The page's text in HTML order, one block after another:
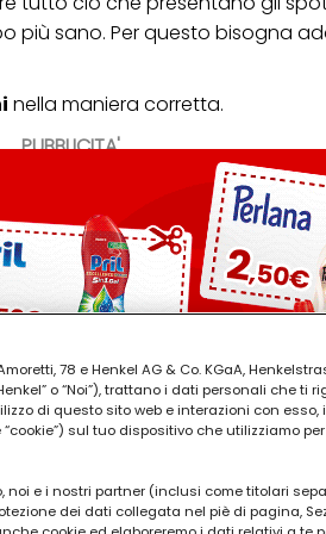
PUBBLICITA'
più sano. Per questo bisogna
nella maniera corretta.
78 e Henkel AG & Co. KGaA,
o “Noi”), trattano i dati personali che
di questo sito web e interazioni con
sul tuo dispositivo che utilizziamo
noi e i nostri partner (inclusi come titolari
dei dati collegata nel piè di pagina,